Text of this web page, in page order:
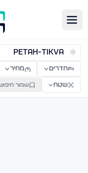
דירות למכירה
חדרים מחיר
שטח שמור